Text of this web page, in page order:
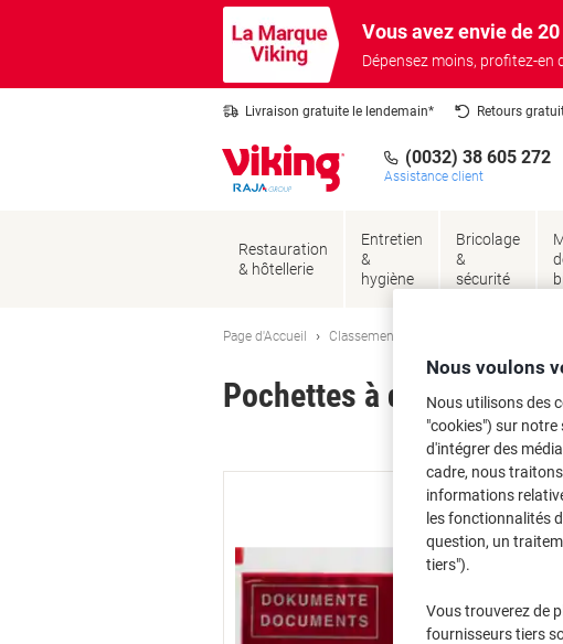
Vous avez envie de
Dépensez moins, profitez-en
Livraison gratuite le lendemain* Retours
(0032) 38 605 272
Assistance client
Restauration
& hôtellerie
Entretien
&
hygiène
Bricolage
&
sécurité
Page d'Accueil Classement et archivage
Pochettes à documents
Marque : Elco
Nous voulons
Nous utilisons des
"cookies") sur notre
d'intégrer des
cadre, nous
informations
les fonctionnalités
question, un
tiers").
Vous trouverez de
fournisseurs tiers